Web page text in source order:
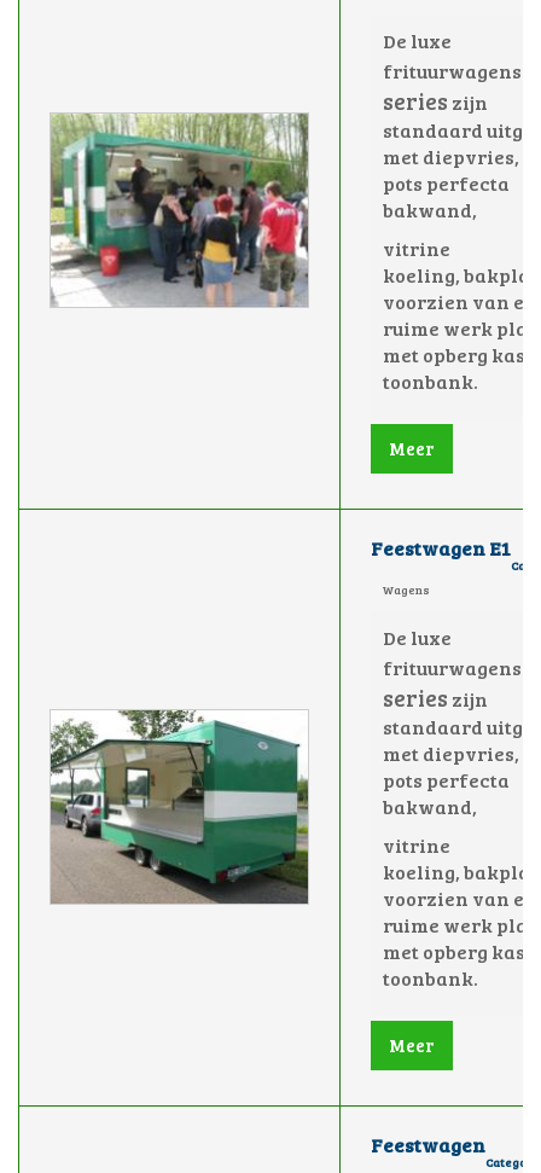
De luxe
frituurwagens
series zijn
standaard
met diepvries,
pots perfecta
bakwand,
vitrine
koeling,
voorzien van
ruime werk
met opberg
toonbank.
Meer
Feestwagen E1
Wagens
De luxe
frituurwagens
series zijn
standaard
met diepvries,
pots perfecta
bakwand,
vitrine
koeling,
voorzien van
ruime werk
met opberg
toonbank.
Meer
Feestwagen
Category: